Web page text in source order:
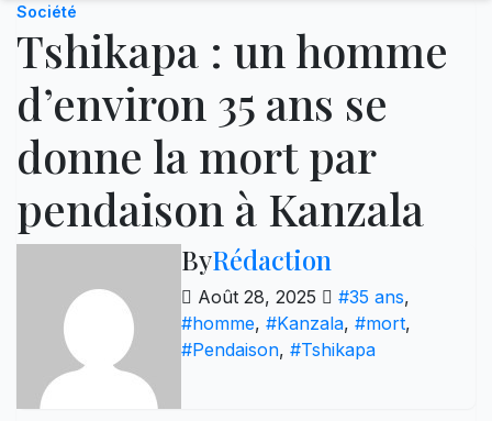
Société
Tshikapa : un homme
d’environ 35 ans se
donne la mort par
pendaison à Kanzala
ByRédaction
Août 28, 2025 #35 ans,
#homme, #Kanzala, #mort,
#Pendaison, #Tshikapa